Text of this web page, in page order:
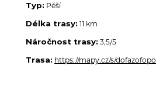
Typ: Pěší
Délka trasy: 11 km
Náročnost trasy: 3,5/5
Trasa: https://mapy.cz/s/dofazofopo